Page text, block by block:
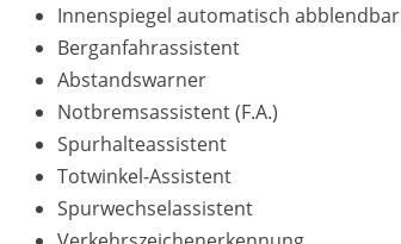
Innenspiegel automatisch abblendbar
Berganfahrassistent
Abstandswarner
Notbremsassistent (F.A.)
Spurhalteassistent
Totwinkel-Assistent
Spurwechselassistent